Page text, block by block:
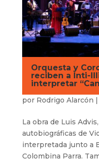
Orquesta y
reciben a Inti-
interpretar
por Rodrigo Alarcón |
La obra de Luis
autobiográficas de
interpretada junto a
Colombina Parra.